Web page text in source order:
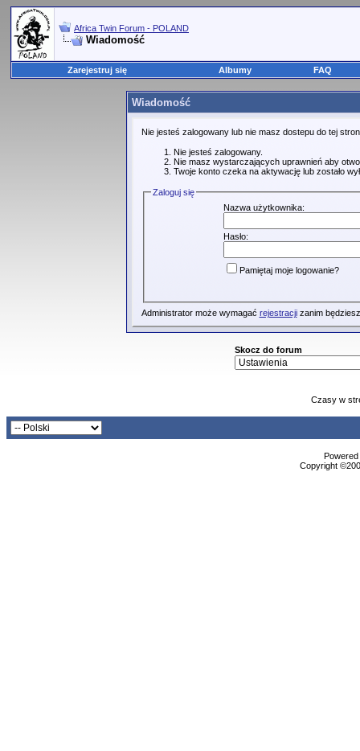
Africa Twin Forum - POLAND
Wiadomość
Zarejestruj się Albumy FAQ
Wiadomość
Nie jesteś zalogowany lub nie masz dostepu do tej
Nie jesteś zalogowany.
Nie masz wystarczających uprawnień aby
Twoje konto czeka na aktywację lub zostało
Zaloguj się
Nazwa użytkownika:
Hasło:
Pamiętaj moje logowanie?
Administrator może wymagać rejestracjizanim
Skocz do forum
Czasy w
Copyright